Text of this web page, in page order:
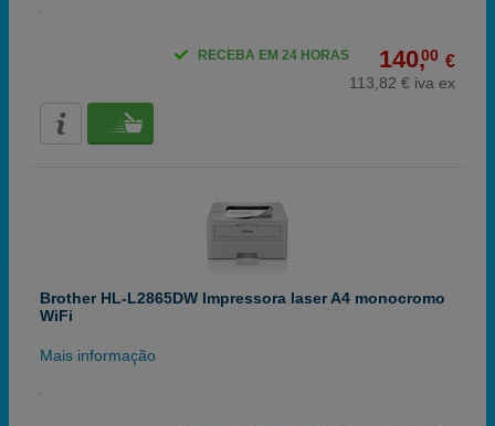
140,00 €
113,82 € iva ex
RECEBA EM 24 HORAS
Brother HL-L2865DW Impressora laser A4 monocromo
WiFi
Mais informação